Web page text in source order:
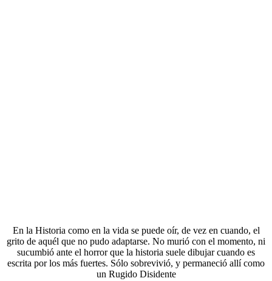
En la Historia como en la vida se puede oír, de vez en cuando, el
grito de aquél que no pudo adaptarse. No murió con el momento, ni
sucumbió ante el horror que la historia suele dibujar cuando es
escrita por los más fuertes. Sólo sobrevivió, y permaneció allí como
un Rugido Disidente